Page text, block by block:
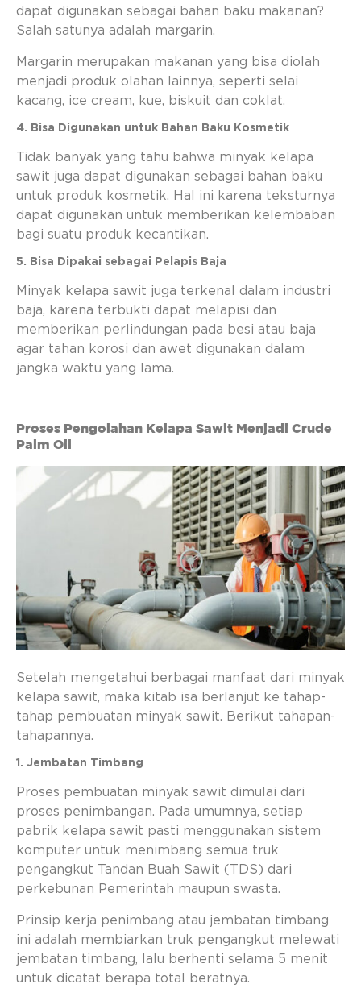
dapat digunakan sebagai bahan baku makanan?
Salah satunya adalah margarin.
Margarin merupakan makanan yang bisa diolah
menjadi produk olahan lainnya, seperti selai
kacang, ice cream, kue, biskuit dan coklat.
4. Bisa Digunakan untuk Bahan Baku Kosmetik
Tidak banyak yang tahu bahwa minyak kelapa
sawit juga dapat digunakan sebagai bahan baku
untuk produk kosmetik. Hal ini karena teksturnya
dapat digunakan untuk memberikan kelembaban
bagi suatu produk kecantikan.
5. Bisa Dipakai sebagai Pelapis Baja
Minyak kelapa sawit juga terkenal dalam industri
baja, karena terbukti dapat melapisi dan
memberikan perlindungan pada besi atau baja
agar tahan korosi dan awet digunakan dalam
jangka waktu yang lama.
Proses Pengolahan Kelapa Sawit Menjadi Crude
Palm Oil
Setelah mengetahui berbagai manfaat dari minyak
kelapa sawit, maka kitab isa berlanjut ke tahap-
tahap pembuatan minyak sawit. Berikut tahapan-
tahapannya.
1. Jembatan Timbang
Proses pembuatan minyak sawit dimulai dari
proses penimbangan. Pada umumnya, setiap
pabrik kelapa sawit pasti menggunakan sistem
komputer untuk menimbang semua truk
pengangkut Tandan Buah Sawit (TDS) dari
perkebunan Pemerintah maupun swasta.
Prinsip kerja penimbang atau jembatan timbang
ini adalah membiarkan truk pengangkut melewati
jembatan timbang, lalu berhenti selama 5 menit
untuk dicatat berapa total beratnya.